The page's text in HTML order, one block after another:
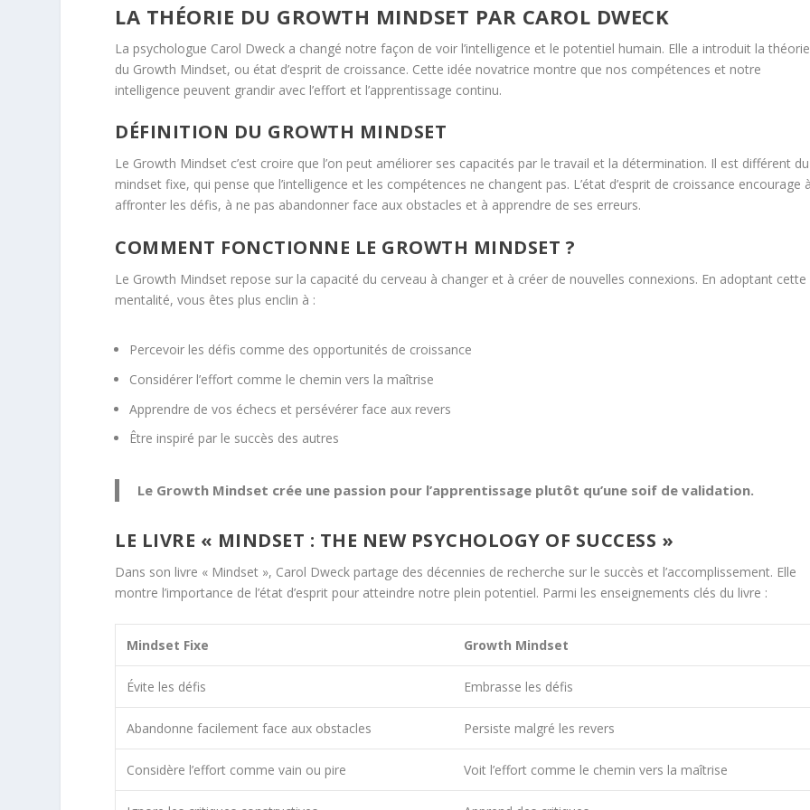
LA THÉORIE DU GROWTH MINDSET PAR CAROL DWECK
La psychologue Carol Dweck a changé notre façon de voir l’intelligence et le potentiel humain. Elle a introduit la théorie
du Growth Mindset, ou état d’esprit de croissance. Cette idée novatrice montre que nos compétences et notre
intelligence peuvent grandir avec l’effort et l’apprentissage continu.
DÉFINITION DU GROWTH MINDSET
Le Growth Mindset c’est croire que l’on peut améliorer ses capacités par le travail et la détermination. Il est différent du
mindset fixe, qui pense que l’intelligence et les compétences ne changent pas. L’état d’esprit de croissance encourage
affronter les défis, à ne pas abandonner face aux obstacles et à apprendre de ses erreurs.
COMMENT FONCTIONNE LE GROWTH MINDSET ?
Le Growth Mindset repose sur la capacité du cerveau à changer et à créer de nouvelles connexions. En adoptant cette
mentalité, vous êtes plus enclin à :
Percevoir les défis comme des opportunités de croissance
Considérer l’effort comme le chemin vers la maîtrise
Apprendre de vos échecs et persévérer face aux revers
Être inspiré par le succès des autres
Le Growth Mindset crée une passion pour l’apprentissage plutôt qu’une soif de validation.
LE LIVRE « MINDSET : THE NEW PSYCHOLOGY OF SUCCESS »
Dans son livre « Mindset », Carol Dweck partage des décennies de recherche sur le succès et l’accomplissement. Elle
montre l’importance de l’état d’esprit pour atteindre notre plein potentiel. Parmi les enseignements clés du livre :
Mindset Fixe Growth Mindset
Évite les défis Embrasse les défis
Abandonne facilement face aux obstacles Persiste malgré les revers
Considère l’effort comme vain ou pire Voit l’effort comme le chemin vers la maîtrise